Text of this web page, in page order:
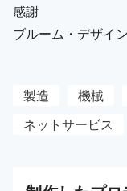
感謝
ブルーム・デザイン
製造 機械
ネットサービス